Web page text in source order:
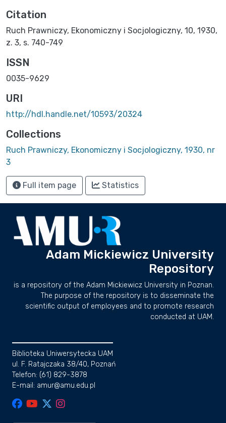
Citation
Ruch Prawniczy, Ekonomiczny i Socjologiczny, 10, 1930,
z. 3, s. 740-749
ISSN
0035-9629
URI
http://hdl.handle.net/10593/20324
Collections
Ruch Prawniczy, Ekonomiczny i Socjologiczny, 1930, nr
3
Full item page Statistics
Adam Mickiewicz University
Repository
is a repository of the Adam Mickiewicz University in Poznan.
The purpose of the repository is to disseminate the
scientific output of employees and to promote research
conducted at UAM.
Biblioteka Uniwersytecka UAM
ul. F. Ratajczaka 38/40, Poznań
Telefon: (61) 829-3878
E-mail: amur@amu.edu.pl